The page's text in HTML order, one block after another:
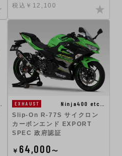
税込￥12,100
EXHAUST
Ninja400 etc…
Slip-On R-77S サイクロン
カーボンエンド EXPORT
SPEC 政府認証
￥ 64,000〜